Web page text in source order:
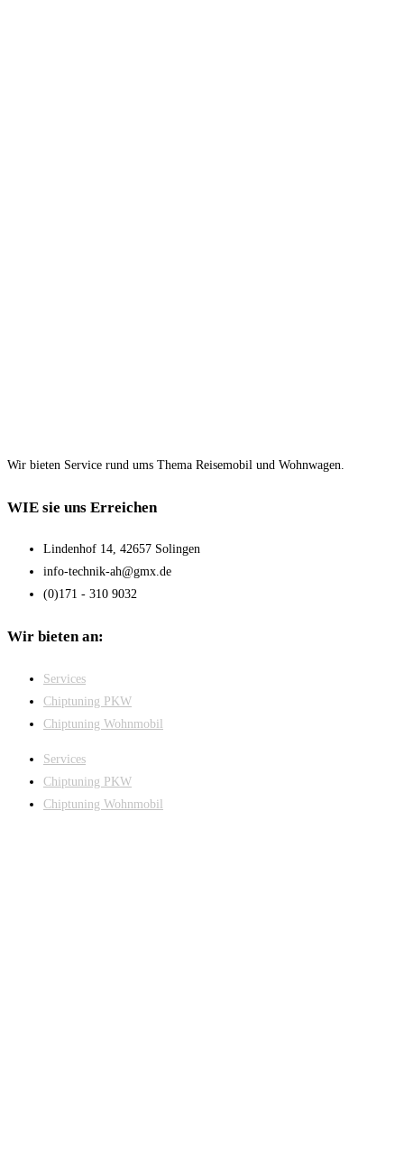
Wir bieten Service rund ums Thema Reisemobil und Wohnwagen.
WIE sie uns Erreichen
Lindenhof 14, 42657 Solingen
info-technik-ah@gmx.de
(0)171 - 310 9032
Wir bieten an:
Services
Chiptuning PKW
Chiptuning Wohnmobil
Services
Chiptuning PKW
Chiptuning Wohnmobil